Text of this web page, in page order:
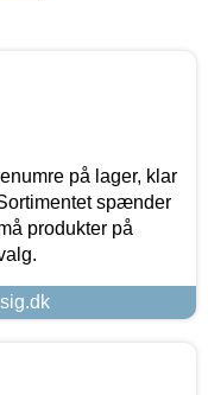
på lager, klar
spænder
produkter på